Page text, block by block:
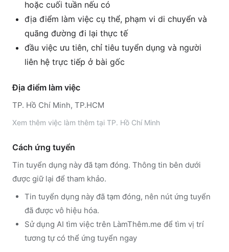
hoặc cuối tuần nếu có
địa điểm làm việc cụ thể, phạm vi di chuyển và
quãng đường đi lại thực tế
đầu việc ưu tiên, chỉ tiêu tuyển dụng và người
liên hệ trực tiếp ở bài gốc
Địa điểm làm việc
TP. Hồ Chí Minh, TP.HCM
Xem thêm việc làm thêm tại TP. Hồ Chí Minh
Cách ứng tuyển
Tin tuyển dụng này đã tạm đóng. Thông tin bên dưới
được giữ lại để tham khảo.
Tin tuyển dụng này đã tạm đóng, nên nút ứng tuyển
đã được vô hiệu hóa.
Sử dụng AI tìm việc trên LàmThêm.me để tìm vị trí
tương tự có thể ứng tuyển ngay